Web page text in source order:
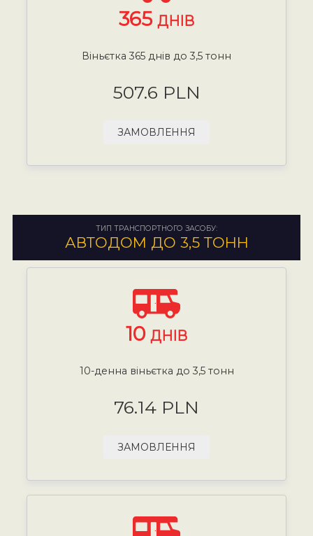
365 ДНІВ
Віньєтка 365 днів до 3,5 тонн
507.6 PLN
ЗАМОВЛЕННЯ
ТИП ТРАНСПОРТНОГО ЗАСОБУ:
АВТОДОМ ДО 3,5 ТОНН
10 ДНІВ
10-денна віньєтка до 3,5 тонн
76.14 PLN
ЗАМОВЛЕННЯ